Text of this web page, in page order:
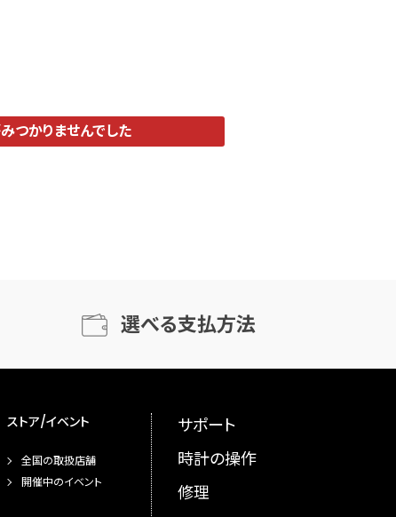
つかりませんでした
選べる支払方法
ストア/イベント
全国の取扱店舗
開催中のイベント
サポート
時計の操作
修理